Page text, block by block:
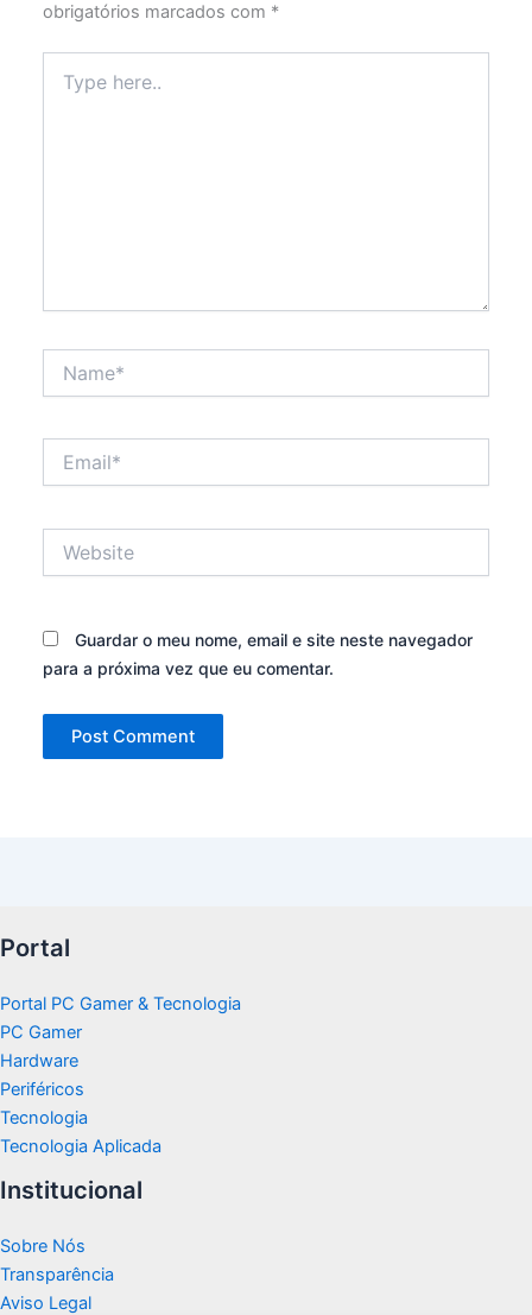
obrigatórios marcados com *
here..
Guardar o meu nome, email e site neste navegador
para a próxima vez que eu comentar.
Portal
Portal PC Gamer & Tecnologia
PC Gamer
Hardware
Periféricos
Tecnologia
Tecnologia Aplicada
Institucional
Sobre Nós
Transparência
Aviso Legal